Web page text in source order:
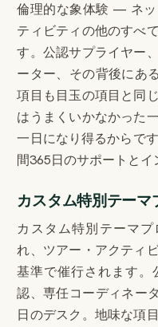
倫理的な象体験 — ネッ
ティビティの他のすべ
す。公認サプライヤー
ーター、その背後にあ
項目も目玉の項目と同
はうまくいかなかった
一日になり得るからで
間365日のサポートとイ
カスタム特別テーマ
カスタム特別テーマ
れ、ツアー・アクティ
基準で催行されます。
認、専任コーディネー
日のデスク。地味な項